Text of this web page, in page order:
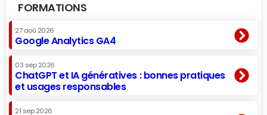
FORMATIONS
27 aoû 2026
Google Analytics GA4
03 sep 2026
ChatGPT et IA génératives : bonnes pratiques
et usages responsables
21 sep 2026